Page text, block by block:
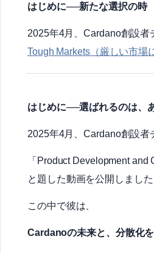
はじめに──新たな選択の時
2025年4月、Cardano創設者
Tough Markets（厳しい市場
はじめに──選ばれるのは、
2025年4月、Cardano創設者
「Product Development
と題した動画を公開しました
この中で彼は、
Cardanoの未来と、分散化